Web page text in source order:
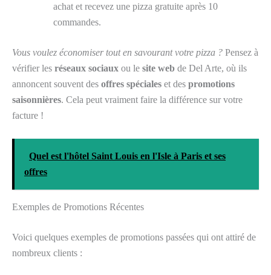
achat et recevez une pizza gratuite après 10
commandes.
Vous voulez économiser tout en savourant votre pizza ? Pensez à
vérifier les réseaux sociaux ou le site web de Del Arte, où ils
annoncent souvent des offres spéciales et des promotions
saisonnières. Cela peut vraiment faire la différence sur votre
facture !
Quel est l'hôtel Saint Louis en l'Isle à Paris et ses
offres
Exemples de Promotions Récentes
Voici quelques exemples de promotions passées qui ont attiré de
nombreux clients :